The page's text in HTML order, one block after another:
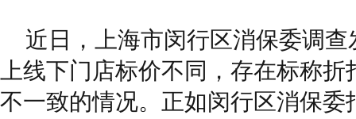
近日，上海市闵行区消保委调
上线下门店标价不同，存在标称
不一致的情况。正如闵行区消保委